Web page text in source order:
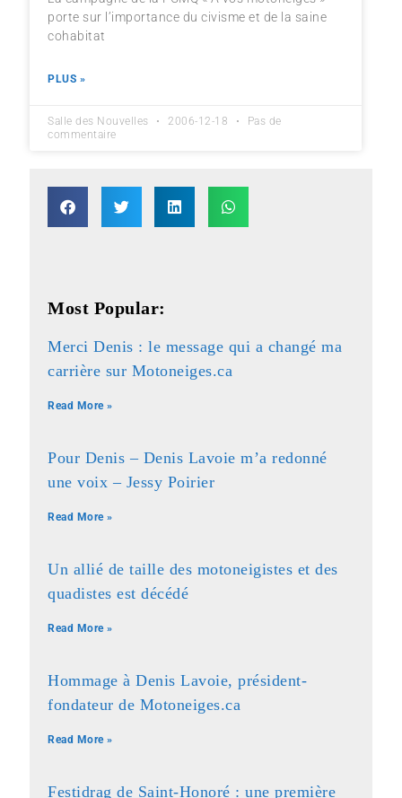
porte sur l’importance du civisme et de la saine
cohabitat
PLUS »
Salle des Nouvelles 2006-12-18
Pas de
commentaire
Most Popular:
Merci Denis : le message qui a changé ma
carrière sur Motoneiges.ca
Read More »
Pour Denis – Denis Lavoie m’a redonné
une voix – Jessy Poirier
Read More »
Un allié de taille des motoneigistes et des
quadistes est décédé
Read More »
Hommage à Denis Lavoie, président-
fondateur de Motoneiges.ca
Read More »
Festidrag de Saint-Honoré : une première